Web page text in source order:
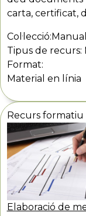
carta, certificat,
Col·lecció:
Tipus de recurs:
Format:
Material en línia
Recurs formatiu
Elaboració de